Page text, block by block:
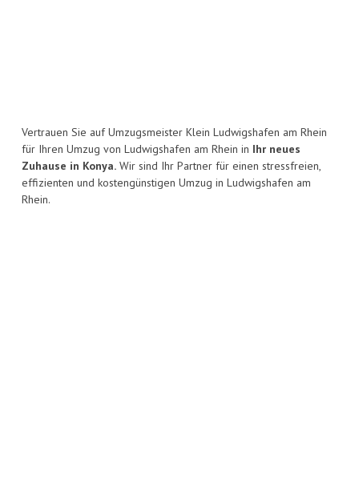
Vertrauen Sie auf Umzugsmeister Klein Ludwigshafen am Rhein
für Ihren Umzug von Ludwigshafen am Rhein in Ihr neues
Zuhause in Konya. Wir sind Ihr Partner für einen stressfreien,
effizienten und kostengünstigen Umzug in Ludwigshafen am
Rhein.